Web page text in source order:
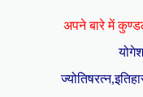
अपने बारे में